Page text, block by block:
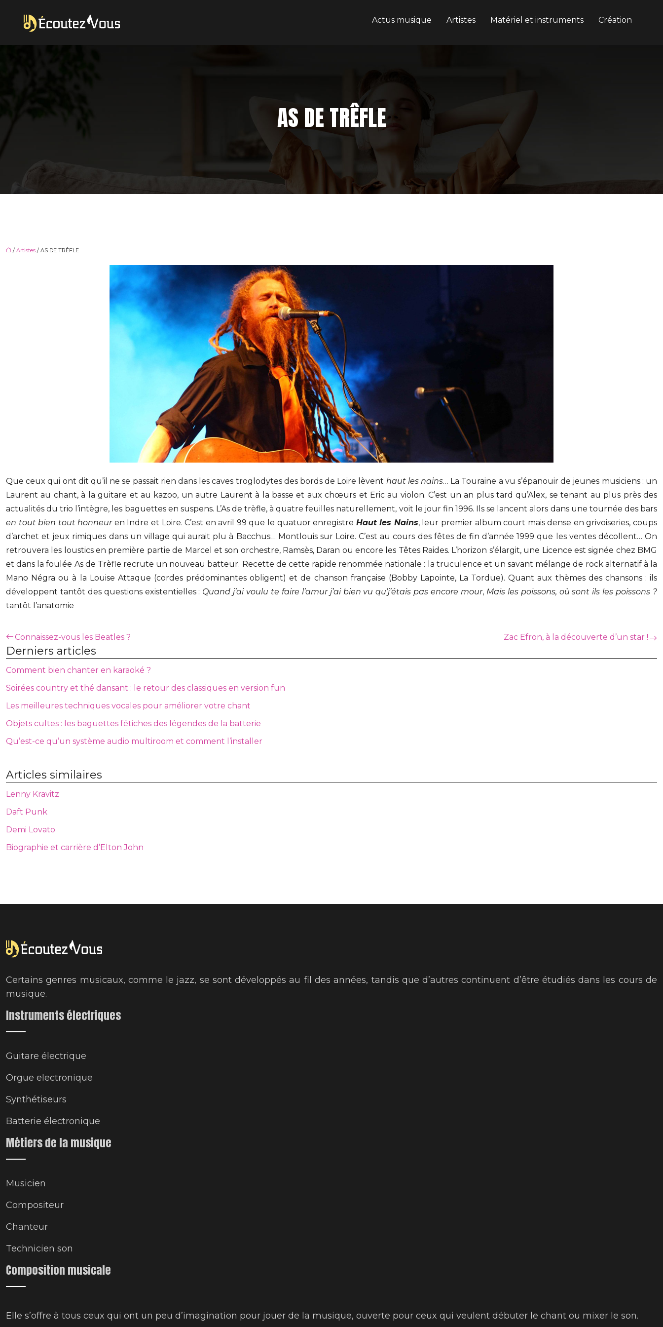
Actus musique Artistes Matériel et instruments Création
AS DE TRÊFLE
/ Artistes / AS DE TRÊFLE
Que ceux qui ont dit qu’il ne se passait rien dans les caves troglodytes des bords de Loire lèvent haut les nains… La Touraine a vu s’épanouir de jeunes musiciens : un
Laurent au chant, à la guitare et au kazoo, un autre Laurent à la basse et aux chœurs et Eric au violon.C’est un an plus tard qu’Alex, se tenant au plus près des
actualités du trio l’intègre, les baguettes en suspens. L’As de trèfle, à quatre feuilles naturellement, voit le jour fin 1996. Ils se lancent alors dans une tournée des bars
en tout bien tout honneuren Indre et Loire. C’est en avril 99 que le quatuor enregistre Haut les Nains, leur premier album court mais dense en grivoiseries, coups
d’archet et jeux rimiques dans un village qui aurait plu à Bacchus… Montlouis sur Loire. C’est au cours des fêtes de fin d’année 1999 que les ventes décollent… On
retrouvera les loustics en première partie de Marcel et son orchestre, Ramsès, Daran ou encore les Têtes Raides. L’horizon s’élargit, une Licence est signée chez BMG
et dans la foulée As de Trèfle recrute un nouveau batteur. Recette de cette rapide renommée nationale : la truculence et un savant mélange de rock alternatif à la
Mano Négra ou à la Louise Attaque (cordes prédominantes obligent) et de chanson française (Bobby Lapointe, La Tordue). Quant aux thèmes des chansons : ils
développent tantôt des questions existentielles : Quand j’ai voulu te faire l’amur j’ai bien vu qu’j’étais pas encore mour, Mais les poissons, où sont ils les poissons ?
tantôt l’anatomie
Connaissez-vous les Beatles ? Zac Efron, à la découverte d’un star !
Derniers articles
Comment bien chanter en karaoké ?
Soirées country et thé dansant : le retour des classiques en version fun
Les meilleures techniques vocales pour améliorer votre chant
Objets cultes : les baguettes fétiches des légendes de la batterie
Qu’est-ce qu’un système audio multiroom et comment l’installer
Articles similaires
Lenny Kravitz
Daft Punk
Demi Lovato
Biographie et carrière d’Elton John
Certains genres musicaux, comme le jazz, se sont développés au fil des années, tandis que d’autres continuent d’être étudiés dans les cours de
musique.
Instruments électriques
Guitare électrique
Orgue electronique
Synthétiseurs
Batterie électronique
Métiers de la musique
Musicien
Compositeur
Chanteur
Technicien son
Composition musicale
Elle s’offre à tous ceux qui ont un peu d’imagination pour jouer de la musique, ouverte pour ceux qui veulent débuter le chant ou mixer le son.